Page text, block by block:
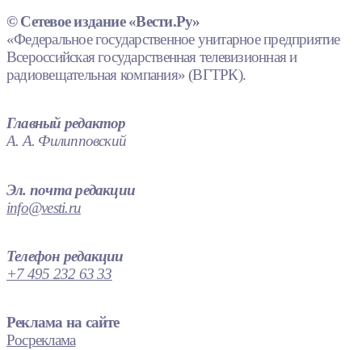
© Сетевое издание «Вести.Ру»
«Федеральное государственное унитарное предприятие
Всероссийская государственная телевизионная и
радиовещательная компания» (ВГТРК).
Главный редактор
А. А. Филипповский
Эл. почта редакции
info@vesti.ru
Телефон редакции
+7 495 232 63 33
Реклама на сайте
Росреклама